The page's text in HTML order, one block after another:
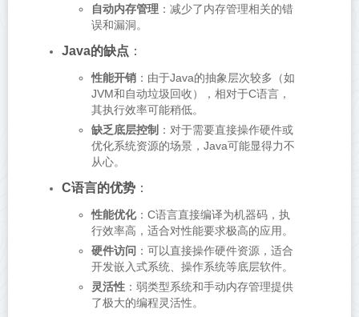
自动内存管理：减少了内存管理相关的错
误和漏洞。
Java的缺点 ：
性能开销：由于Java的抽象层次较多（如
JVM和自动垃圾回收），相对于C语言，
其执行效率可能稍低。
缺乏底层控制 ：对于需要直接操作硬件或
优化系统资源的场景，Java可能显得力不
从心。
C语言的优势：
性能优化：C语言直接编译为机器码，执
行效率高，适合对性能要求极高的应用。
硬件访问 ：可以直接操作硬件资源，适合
开发嵌入式系统、操作系统等底层软件。
灵活性：弱类型系统和手动内存管理提供
了极大的编程灵活性。